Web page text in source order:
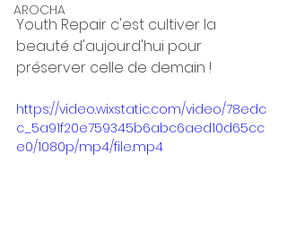
AROCHA
Youth Repair c'est cultiver la
beauté d'aujourd'hui pour
préserver celle de demain !
https://video.wixstatic.com/video/78edc
c_5a91f20e759345b6abc6aed10d65cc
e0/1080p/mp4/file.mp4